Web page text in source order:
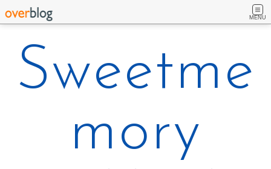
MENU
Sweetme
mory